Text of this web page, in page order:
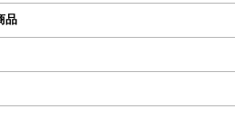
金額の変更をさせていただきます。
ルタオルが新登場!
日の持ち歩きやギフトにもぴったりのミル
い」バレエイラストが、そのままタオルに
品